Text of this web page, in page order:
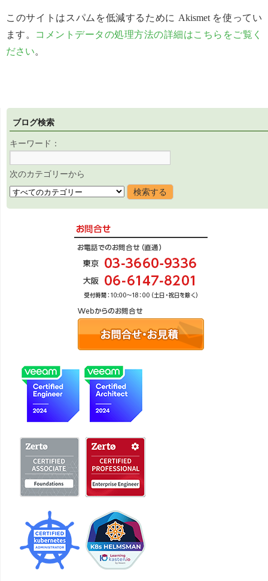
このサイトはスパムを低減するために Akismet を使ってい
ます。 コメントデータの処理方法の詳細はこちらをご覧く
ださい。
ブログ検索
キーワード：
次のカテゴリーから